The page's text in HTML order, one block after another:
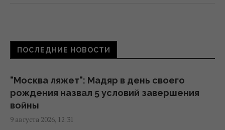
11:57 воскресенье, 09 августа 2026
В Геленджике уничтожена позиция С-400,
из которой 8 августа били по Украине, -
Мадяр
11:43 воскресенье, 09 августа 2026
ПОСЛЕДНИЕ НОВОСТИ
"Москва ляжет": Мадяр в день своего
рождения назва л 5 условий завершения
войны
9 августа 2026, 12:31